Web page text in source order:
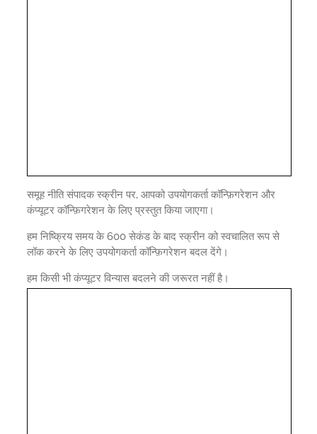
समूह नीति संपादक स्क्रीन पर, आपको उपयोगकर्ता कॉन्फ़िगरेशन और
कंप्यूटर कॉन्फ़िगरेशन के लिए प्रस्तुत किया जाएगा।
हम निष्क्रिय समय के 600 सेकंड के बाद स्क्रीन को स्वचालित रूप से
लॉक करने के लिए उपयोगकर्ता कॉन्फ़िगरेशन बदल देंगे।
हम किसी भी कंप्यूटर विन्यास बदलने की जरूरत नहीं है।